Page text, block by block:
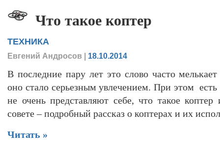
Что такое коптер
ТЕХНИКА
Евгений Андросов | 18.10.2014
В последние пару лет это слово часто
оно стало серьезным увлечением. При этом
не очень представляют себе, что такое
совете – подробный рассказ о коптерах и их
Читать »